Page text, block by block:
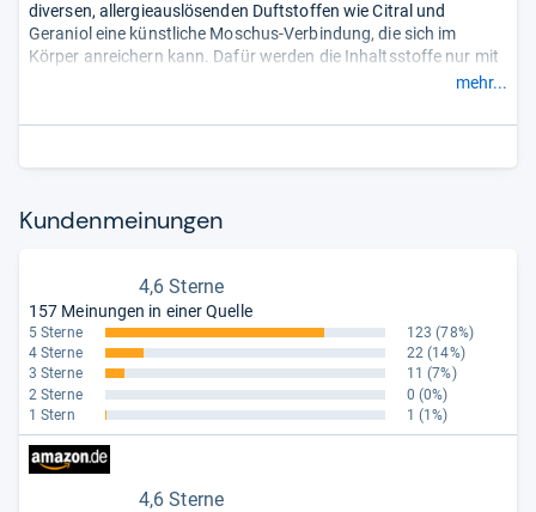
diversen, allergieauslösenden Duftstoffen wie Citral und
Geraniol eine künstliche Moschus-Verbindung, die sich im
Körper anreichern kann. Dafür werden die Inhaltsstoffe nur mit
PEG/PEG-Derivaten, die die Haut durchlässiger machen
mehr...
Kun­den­mei­nun­gen
4,6 Sterne
157 Meinungen in einer Quelle
5 Sterne 123 (78%)
4 Sterne
22 (14%)
3 Sterne
11 (7%)
2 Sterne
0 (0%)
1 Stern
1 (1%)
4,6 Sterne